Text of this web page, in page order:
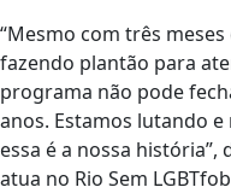
“Mesmo com três
fazendo plantão para
programa não pode
anos. Estamos lutando
essa é a nossa história”,
atua no Rio Sem